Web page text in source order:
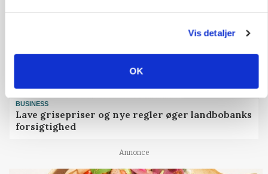
Vis detaljer
OK
BUSINESS
Lave grisepriser og nye regler øger landbobanks
forsigtighed
Annonce